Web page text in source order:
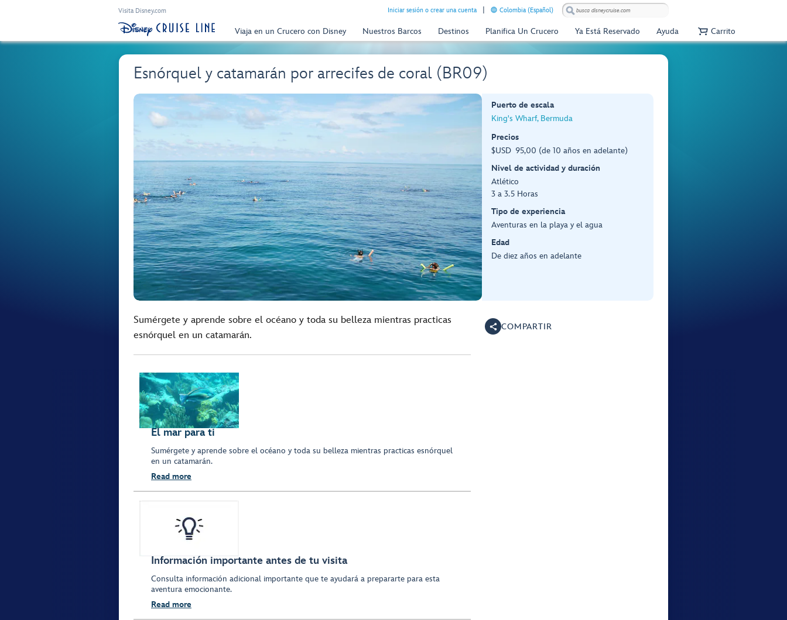
Visita Disney.com Iniciar sesión o crear una cuenta Colombia (Español)
Viaja en un Crucero con Disney Nuestros Barcos Destinos Planifica Un Crucero Ya Está Reservado Ayuda Carrito
Esnórquel y catamarán por arrecifes de coral (BR09)
Puerto de escala
King's Wharf, Bermuda
Precios
$USD 95,00 (de 10 años en adelante)
Nivel de actividad y duración
Atlético
3 a 3.5 Horas
Tipo de experiencia
Aventuras en la playa y el agua
Edad
De diez años en adelante
Sumérgete y aprende sobre el océano y toda su belleza mientras practicas
esnórquel en un catamarán.
El mar para ti
Sumérgete y aprende sobre el océano y toda su belleza mientras practicas esnórquel
en un catamarán.
Read more
Información importante antes de tu visita
Consulta información adicional importante que te ayudará a prepararte para esta
aventura emocionante.
Read more
COMPARTIR